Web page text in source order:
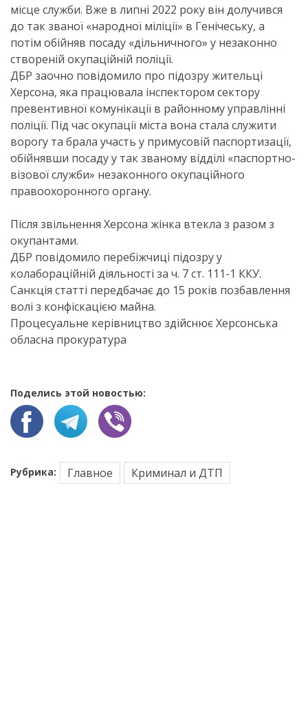
місце служби. Вже в липні 2022 року він долучився
до так званої «народної міліції» в Генічеську, а
потім обійняв посаду «дільничного» у незаконно
створеній окупаційній поліції.
ДБР заочно повідомило про підозру жительці
Херсона, яка працювала інспектором сектору
превентивної комунікації в районному управлінні
поліції. Під час окупації міста вона стала служити
ворогу та брала участь у примусовій паспортизації,
обійнявши посаду у так званому відділі «паспортно-
візової служби» незаконного окупаційного
правоохоронного органу.
Після звільнення Херсона жінка втекла з разом з
окупантами.
ДБР повідомило перебіжчиці підозру у
колабораційній діяльності за ч. 7 ст. 111-1 ККУ.
Санкція статті передбачає до 15 років позбавлення
волі з конфіскацією майна.
Процесуальне керівництво здійснює Херсонська
обласна прокуратура
Поделись этой новостью:
Рубрика: Главное Криминал и ДТП